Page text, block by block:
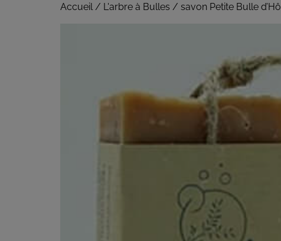
Accueil/ L'arbre à Bulles / savon Petite Bulle d’Hô